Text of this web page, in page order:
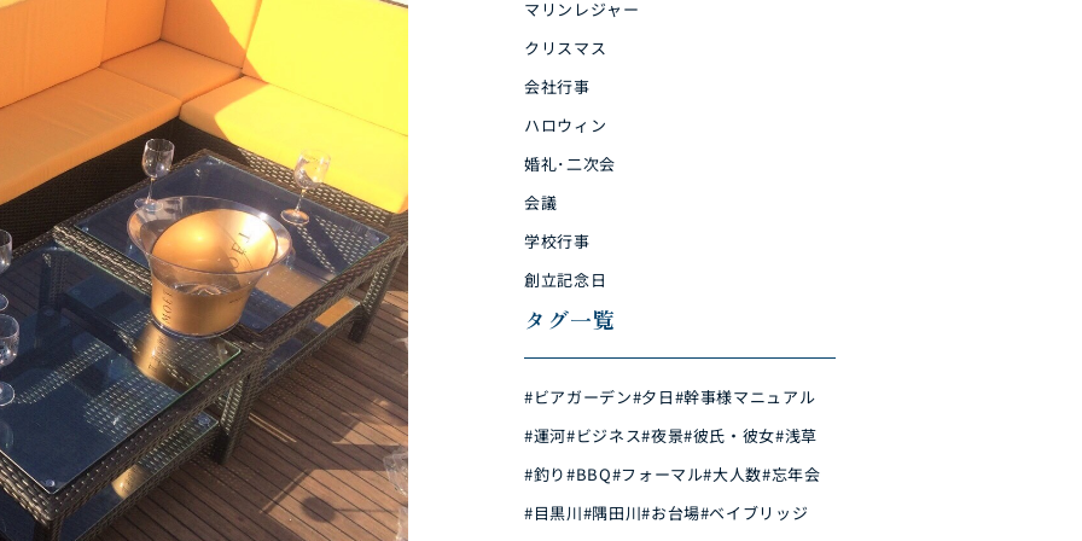
マリンレジャー
クリスマス
会社行事
ハロウィン
婚礼･二次会
会議
学校行事
創立記念日
タグ一覧
#ビアガーデン#夕日#幹事様マニュアル
#運河#ビジネス#夜景#彼氏・彼女#浅草
#釣り#BBQ#フォーマル#大人数#忘年会
#目黒川#隅田川#お台場#ベイブリッジ